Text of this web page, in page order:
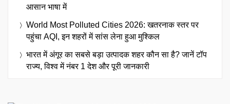
आसान भाषा में
World Most Polluted Cities 2026: खतरनाक स्तर पर
पहुंचा AQI, इन शहरों में सांस लेना हुआ मुश्किल
भारत में अंगूर का सबसे बड़ा उत्पादक शहर कौन सा है? जानें टॉप
राज्य, विश्व में नंबर 1 देश और पूरी जानकारी